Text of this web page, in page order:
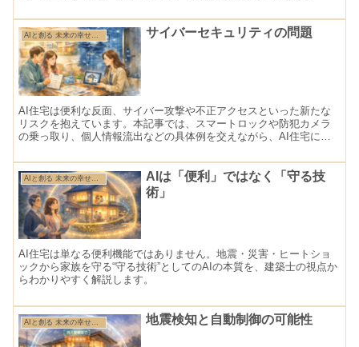
AIと創る 未来の幸せ住まい サイバーセキュリティの問題
AI住宅は便利な反面、サイバー攻撃や不正アクセスといった新たな
リスクを抱えています。本記事では、スマートロックや防犯カメラ
の乗っ取り、個人情報流出などの具体例を交えながら、AI住宅にお
わかりやすく解説します。
AIと創る 未来の幸せ住まい
AIは「便利」ではなく「守る技
術」
AI住宅は単なる便利機能ではありません。地震・災害・ヒートショ
ックから家族を守る“守る技術”としてのAIの本質を、建築士の視点か
らわかりやすく解説します。
AIと創る 未来の幸せ住まい 地震検知と自動制御の可能性